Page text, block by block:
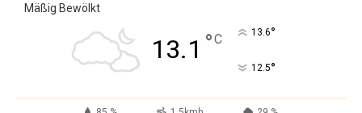
Mäßig Bewölkt
13.1 °C 13.6°
12.5°